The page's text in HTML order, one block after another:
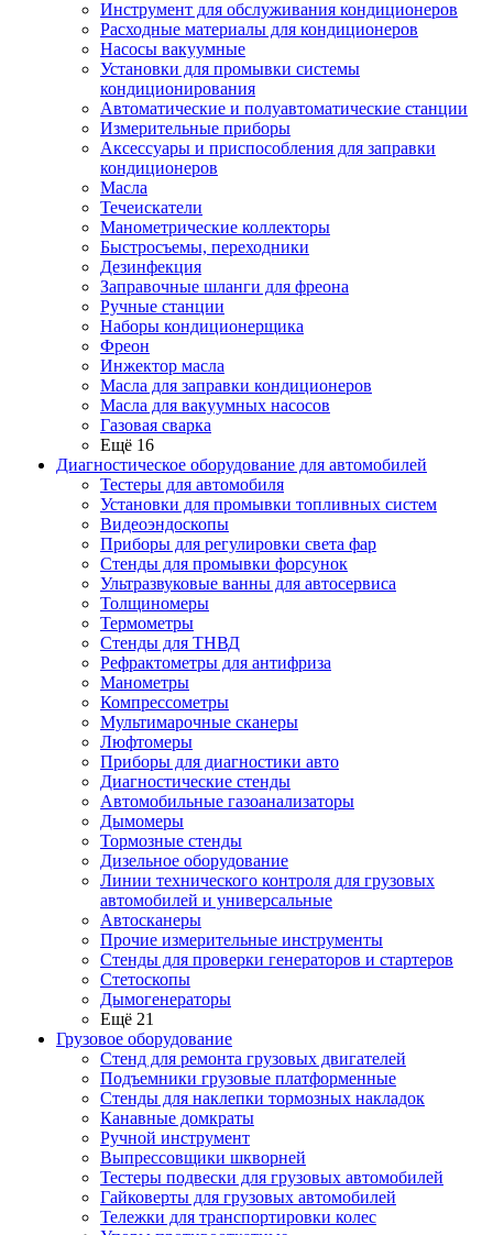
Инструмент для обслуживания кондиционеров
Расходные материалы для кондиционеров
Насосы вакуумные
Установки для промывки системы
кондиционирования
Автоматические и полуавтоматические станции
Измерительные приборы
Аксессуары и приспособления для заправки
кондиционеров
Масла
Течеискатели
Манометрические коллекторы
Быстросъемы, переходники
Дезинфекция
Заправочные шланги для фреона
Ручные станции
Наборы кондиционерщика
Фреон
Инжектор масла
Масла для заправки кондиционеров
Масла для вакуумных насосов
Газовая сварка
Ещё 16
Диагностическое оборудование для автомобилей
Тестеры для автомобиля
Установки для промывки топливных систем
Видеоэндоскопы
Приборы для регулировки света фар
Стенды для промывки форсунок
Ультразвуковые ванны для автосервиса
Толщиномеры
Термометры
Стенды для ТНВД
Рефрактометры для антифриза
Манометры
Компрессометры
Мультимарочные сканеры
Люфтомеры
Приборы для диагностики авто
Диагностические стенды
Автомобильные газоанализаторы
Дымомеры
Тормозные стенды
Дизельное оборудование
Линии технического контроля для грузовых
автомобилей и универсальные
Автосканеры
Прочие измерительные инструменты
Стенды для проверки генераторов и стартеров
Стетоскопы
Дымогенераторы
Ещё 21
Грузовое оборудование
Стенд для ремонта грузовых двигателей
Подъемники грузовые платформенные
Стенды для наклепки тормозных накладок
Канавные домкраты
Ручной инструмент
Выпрессовщики шкворней
Тестеры подвески для грузовых автомобилей
Гайковерты для грузовых автомобилей
Тележки для транспортировки колес